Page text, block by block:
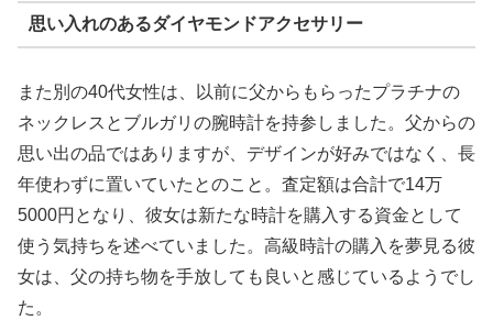
思い入れのあるダイヤモンドアクセサリー
また別の40代女性は、以前に父からもらったプラチナの
ネックレスとブルガリの腕時計を持参しました。父からの
思い出の品ではありますが、デザインが好みではなく、長
年使わずに置いていたとのこと。査定額は合計で14万
5000円となり、彼女は新たな時計を購入する資金として
使う気持ちを述べていました。高級時計の購入を夢見る彼
女は、父の持ち物を手放しても良いと感じているようでし
た。